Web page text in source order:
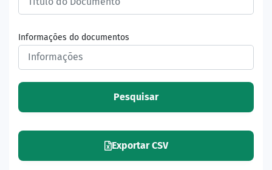
Informações do documentos
Pesquisar
Exportar CSV